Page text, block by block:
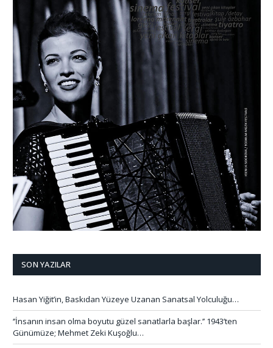
SON YAZILAR
Hasan Yiğit’in, Baskıdan Yüzeye Uzanan Sanatsal Yolculuğu…
‘’İnsanın insan olma boyutu güzel sanatlarla başlar.’’ 1943’ten
Günümüze; Mehmet Zeki Kuşoğlu…